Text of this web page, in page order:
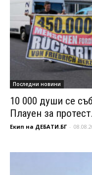
Последни новини
10 000 души се
Плауен за
Екип на ДЕБАТИ.БГ -